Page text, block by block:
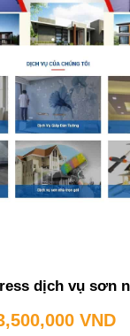
dịch vụ sơn
VND